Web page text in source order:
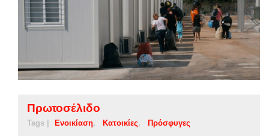
Πρωτοσέλιδο
Tags | Ενοικίαση Κατοικίες Πρόσφυγες